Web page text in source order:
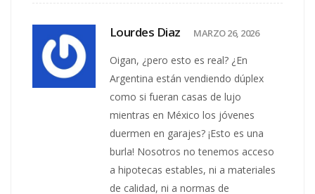
Lourdes Diaz MARZO 26, 2026
Oigan, ¿pero esto es real? ¿En
Argentina están vendiendo dúplex
como si fueran casas de lujo
mientras en México los jóvenes
duermen en garajes? ¡Esto es una
burla! Nosotros no tenemos acceso
a hipotecas estables, ni a materiales
de calidad, ni a normas de